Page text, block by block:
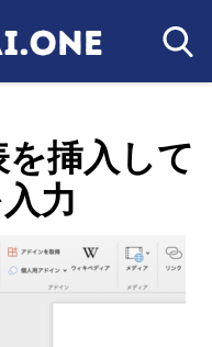
を挿入して
力